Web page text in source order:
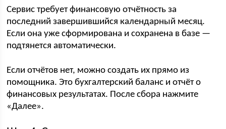
Сервис требует финансовую отчётность за
последний завершившийся календарный месяц.
Если она уже сформирована и сохранена в базе —
подтянется автоматически.
Если отчётов нет, можно создать их прямо из
помощника. Это бухгалтерский баланс и отчёт о
финансовых результатах. После сбора нажмите
«Далее».